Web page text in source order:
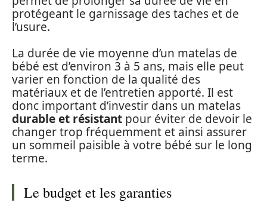
protégeant le garnissage des taches et de
l’usure.
La durée de vie moyenne d’un matelas de
bébé est d’environ 3 à 5 ans, mais elle peut
varier en fonction de la qualité des
matériaux et de l’entretien apporté. Il est
donc important d’investir dans un matelas
durable et résistant pour éviter de devoir le
changer trop fréquemment et ainsi assurer
un sommeil paisible à votre bébé sur le long
terme.
Le budget et les garanties